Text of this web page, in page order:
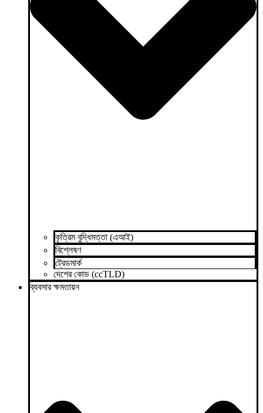
কৃত্রিম বুদ্ধিমত্তা (এআই)
বিশ্লেষণ
ট্রেডমার্ক
দেশের কোড (ccTLD)
ব্যবসার ক্ষমতায়ন